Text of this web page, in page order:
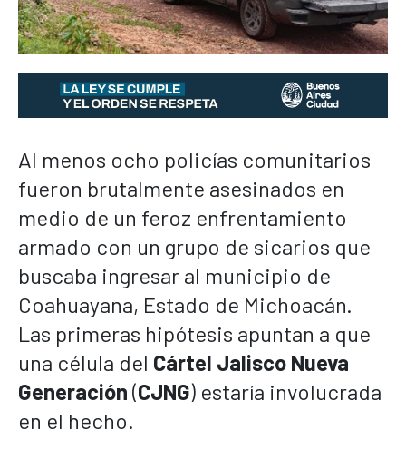
Al menos ocho policías comunitarios
fueron brutalmente asesinados en
medio de un feroz enfrentamiento
armado con un grupo de sicarios que
buscaba ingresar al municipio de
Coahuayana, Estado de Michoacán.
Las primeras hipótesis apuntan a que
una célula del Cártel Jalisco Nueva
Generación (CJNG) estaría involucrada
en el hecho.